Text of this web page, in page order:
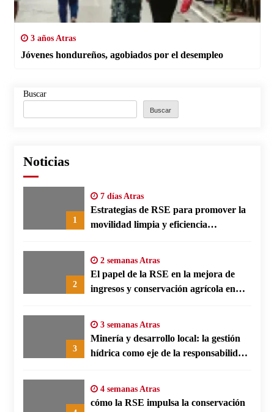
3 años Atras
Jóvenes hondureños, agobiados por el desempleo
Buscar
Buscar
Noticias
1
7 días Atras
Estrategias de RSE para promover la
movilidad limpia y eficiencia
2
2 semanas Atras
El papel de la RSE en la mejora de
ingresos y conservación agrícola en
3
3 semanas Atras
Minería y desarrollo local: la gestión
hídrica como eje de la responsabilidad
4 semanas Atras
cómo la RSE impulsa la conservación